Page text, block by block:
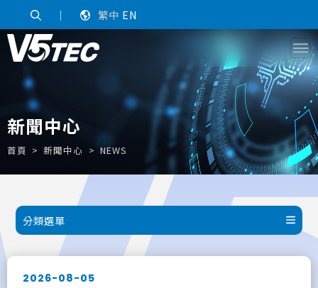
｜ 繁中 EN
新聞中心
首頁 新聞中心 NEWS
分類選單
2026-08-05